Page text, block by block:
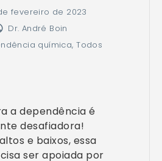
fevereiro de 2023
Dr. André Boin
química,Todos
a dependência é
desafiadora!
e baixos, essa
ser apoiada por